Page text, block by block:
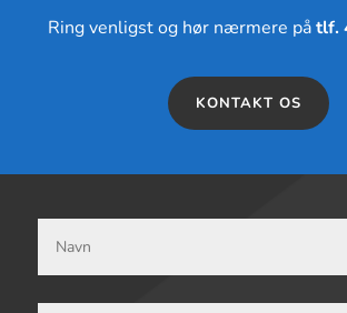
Ring venligst og hør nærmere påtlf.
KONTAKT OS